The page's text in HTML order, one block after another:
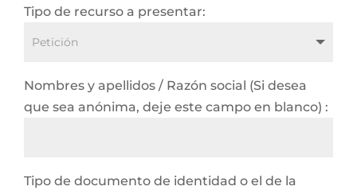
Tipo de recurso a presentar:
Nombres y apellidos / Razón social (Si desea
que sea anónima, deje este campo en blanco) :
Tipo de documento de identidad o el de la